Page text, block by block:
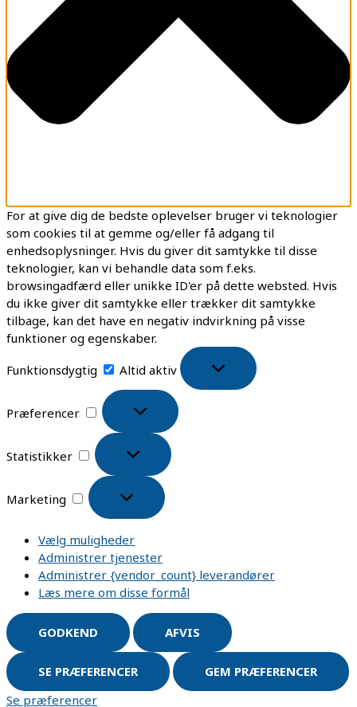
For at give dig de bedste oplevelser bruger vi teknologier
som cookies til at gemme og/eller få adgang til
enhedsoplysninger. Hvis du giver dit samtykke til disse
teknologier, kan vi behandle data som f.eks.
browsingadfærd eller unikke ID'er på dette websted. Hvis
du ikke giver dit samtykke eller trækker dit samtykke
tilbage, kan det have en negativ indvirkning på visse
funktioner og egenskaber.
Funktionsdygtig
Altid aktiv
Præferencer
Statistikker
Marketing
Vælg muligheder
Administrer tjenester
Administrer {vendor_count} leverandører
Læs mere om disse formål
GODKEND AFVIS
SE PRÆFERENCER
GEM PRÆFERENCER
Se præferencer